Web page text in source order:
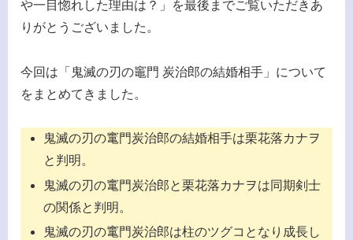
や一目惚れした理由は？」を最後までご覧いただきあ
りがとうございました。
今回は「鬼滅の刃の竈門 炭治郎の結婚相手」について
をまとめてきました。
鬼滅の刃の竃門炭治郎の結婚相手は栗花落カナヲ
と判明。
鬼滅の刃の竃門炭治郎と栗花落カナヲは同期剣士
の関係と判明。
鬼滅の刃の竃門炭治郎は柱のツグコとなり成長し